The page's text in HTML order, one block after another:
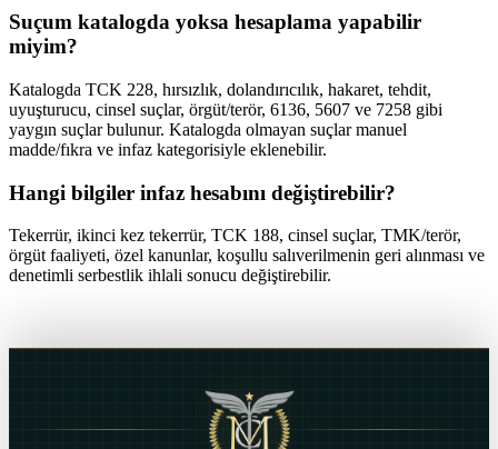
Suçum katalogda yoksa hesaplama yapabilir
miyim?
Katalogda TCK 228, hırsızlık, dolandırıcılık, hakaret, tehdit,
uyuşturucu, cinsel suçlar, örgüt/terör, 6136, 5607 ve 7258 gibi
yaygın suçlar bulunur. Katalogda olmayan suçlar manuel
madde/fıkra ve infaz kategorisiyle eklenebilir.
Hangi bilgiler infaz hesabını değiştirebilir?
Tekerrür, ikinci kez tekerrür, TCK 188, cinsel suçlar, TMK/terör,
örgüt faaliyeti, özel kanunlar, koşullu salıverilmenin geri alınması ve
denetimli serbestlik ihlali sonucu değiştirebilir.